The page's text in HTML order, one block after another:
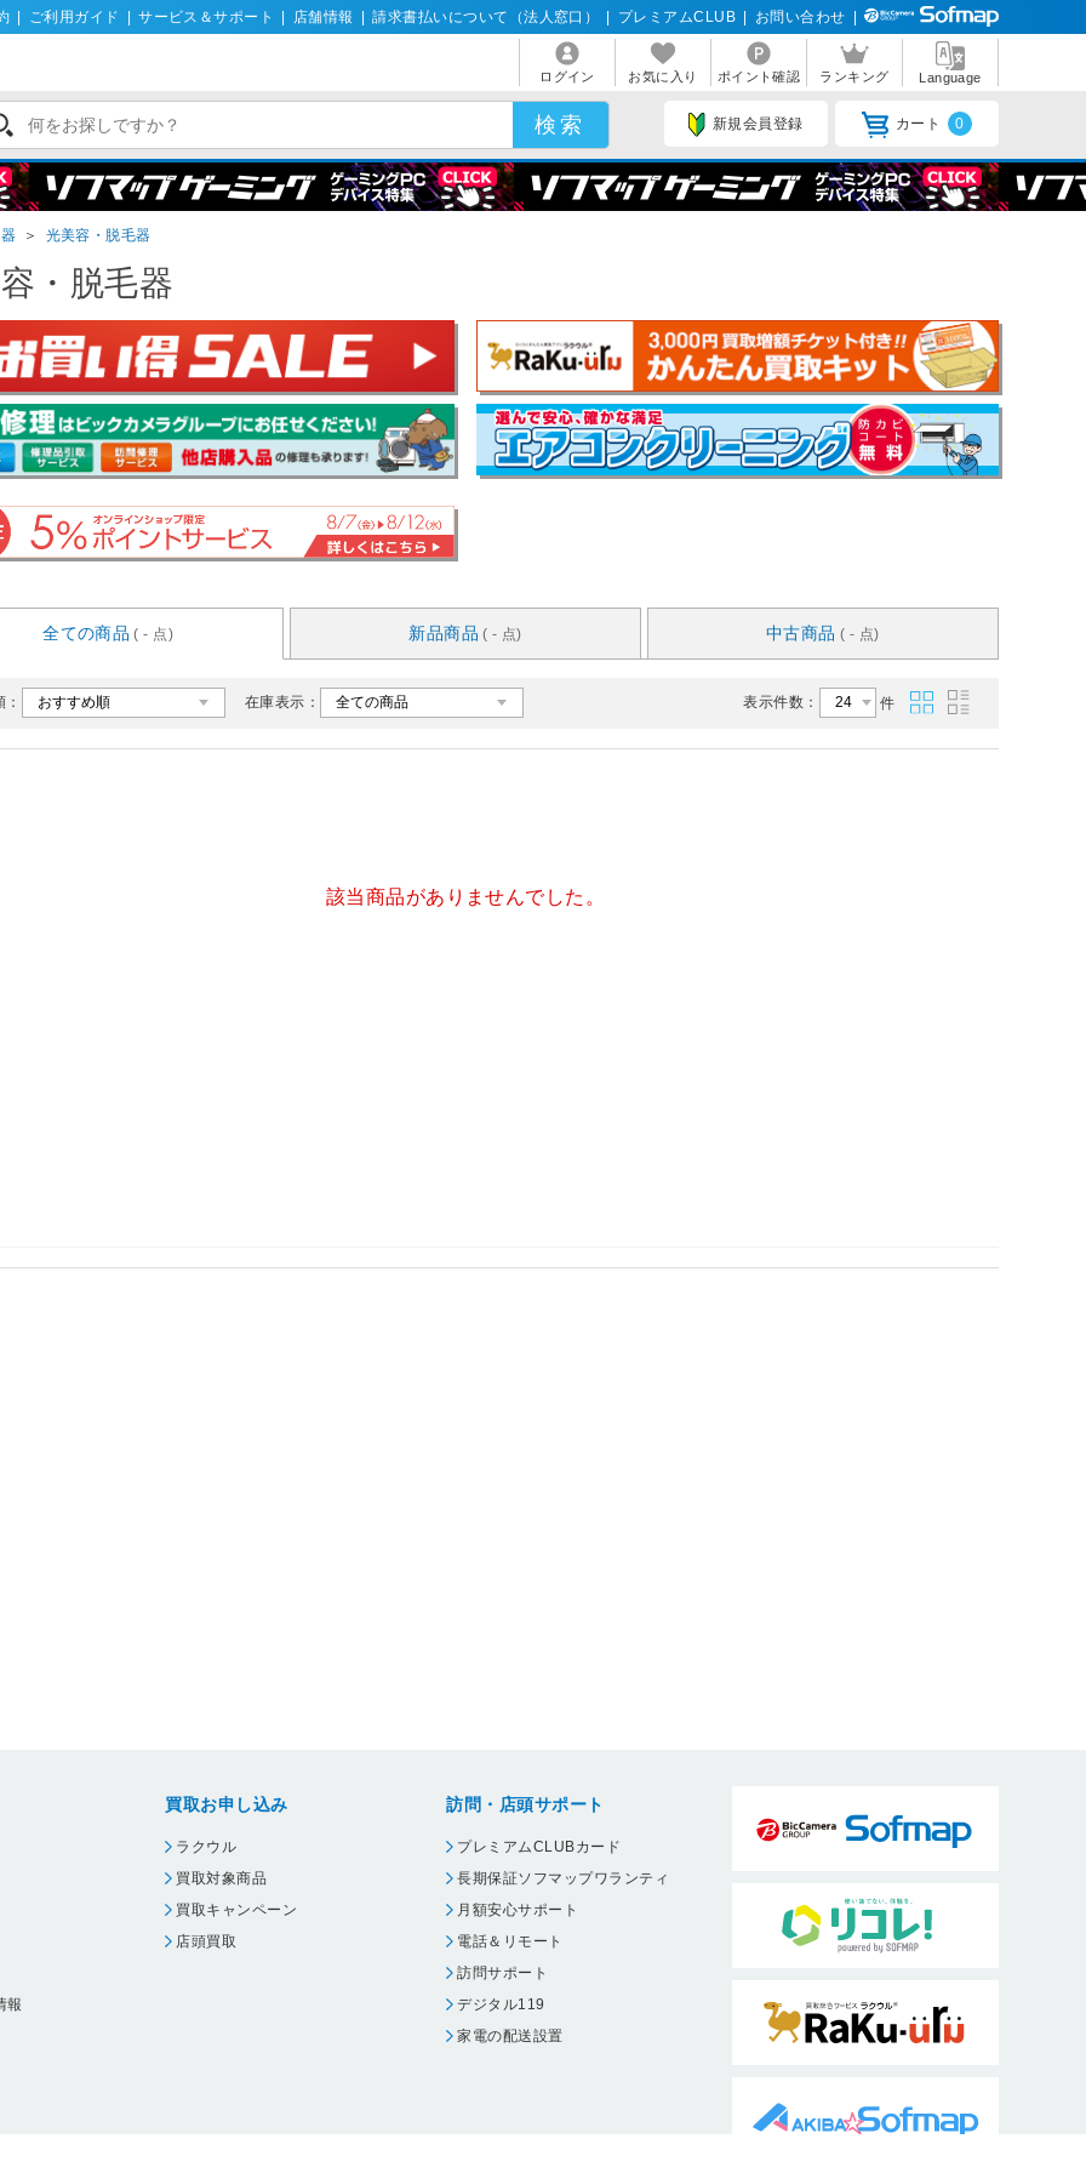
ご利用ガイド サービス＆サポート 店舗情報 請求書払いについて（法人窓口） プレミアムCLUB お問い合わせ
ログイン お気に入り ポイント確認 ランキング Language
新規会員登録 カート 0
＞ 光美容・脱毛器
・脱毛器
全ての商品 ( - 点) 新品商品 ( - 点) 中古商品 ( - 点)
在庫表示： 表示件数： 件
該当商品がありませんでした。
報
買取お申し込み
ラクウル
買取対象商品
買取キャンペーン
店頭買取
訪問・店頭サポート
プレミアムCLUBカード
長期保証ソフマップワランティ
月額安心サポート
電話＆リモート
訪問サポート
デジタル119
家電の配送設置